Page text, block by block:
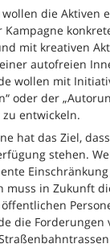
wollen die Aktiven
mit kreativen
autofreien
wollen mit
oder der
zu entwickeln.
hat das Ziel,
stehen.
muss in Zukunft
die Forderungen